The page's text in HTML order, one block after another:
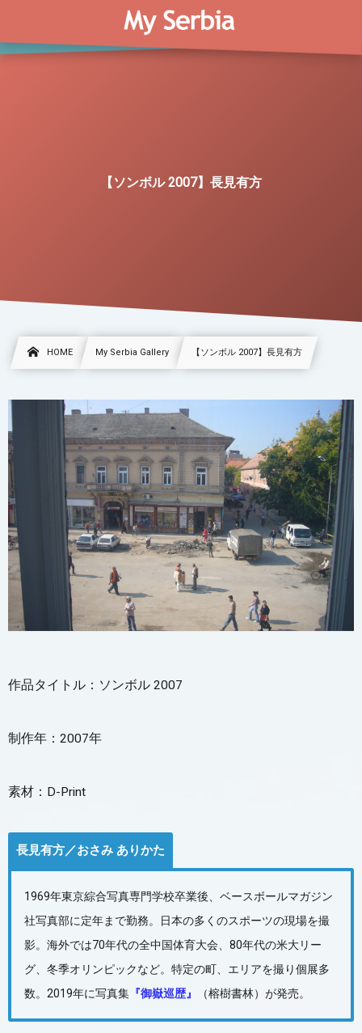
【ソンボル 2007】長見有方
HOME My Serbia Gallery 【ソンボル 2007】長見有方
作品タイトル：ソンボル 2007
制作年：2007年
素材：D-Print
長見有方／おさみ ありかた
1969年東京綜合写真専門学校卒業後、ベースボールマガジン
社写真部に定年まで勤務。日本の多くのスポーツの現場を撮
影。海外では70年代の全中国体育大会、80年代の米大リー
グ、冬季オリンピックなど。特定の町、エリアを撮り個展多
数。2019年に写真集 『御嶽巡歴』 （榕樹書林）が発売。